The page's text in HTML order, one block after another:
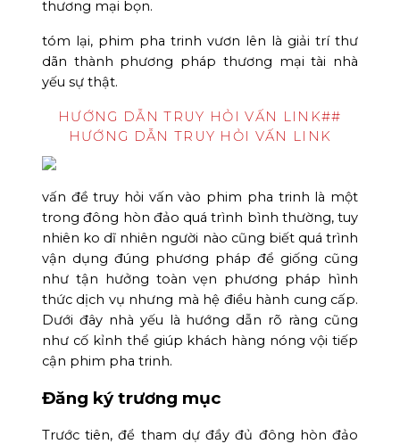
thương mại bọn.
tóm lại, phim pha trinh vươn lên là giải trí thư
dãn thành phương pháp thương mại tài nhà
yếu sự thật.
HƯỚNG DẪN TRUY HỎI VẤN LINK##
HƯỚNG DẪN TRUY HỎI VẤN LINK
vấn đề truy hỏi vấn vào phim pha trinh là một
trong đông hòn đảo quá trình bình thường, tuy
nhiên ko dĩ nhiên người nào cũng biết quá trình
vận dụng đúng phương pháp để giống cũng
như tận hưởng toàn vẹn phương pháp hình
thức dịch vụ nhưng mà hệ điều hành cung cấp.
Dưới đây nhà yếu là hướng dẫn rõ ràng cũng
như cố kỉnh thể giúp khách hàng nóng vội tiếp
cận phim pha trinh.
Đăng ký trương mục
Trước tiên, để tham dự đầy đủ đông hòn đảo